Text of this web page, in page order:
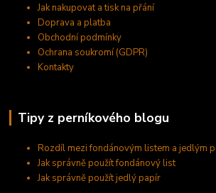
Jak nakupovat a tisk na přání
Doprava a platba
Obchodní podmínky
Ochrana soukromí (GDPR)
Kontakty
Tipy z perníkového blogu
Rozdíl mezi fondánovým listem a jedlým
Jak správně použít fondánový list
Jak správně použít jedlý papír